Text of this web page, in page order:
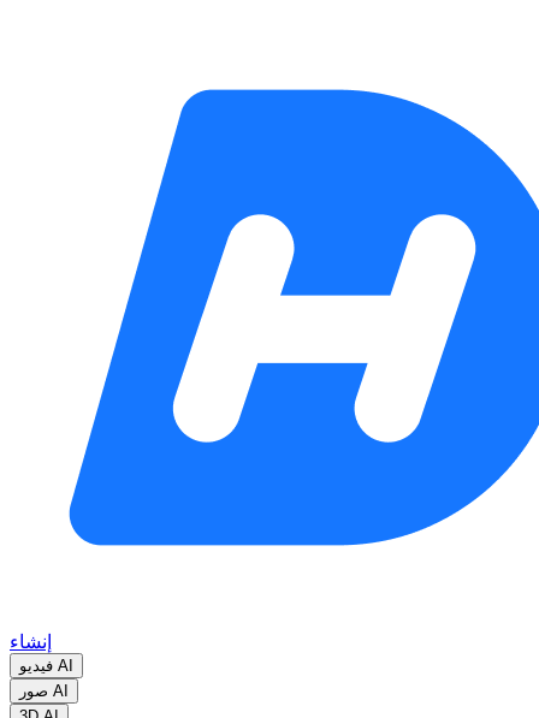
إنشاء
فيديو AI
صور AI